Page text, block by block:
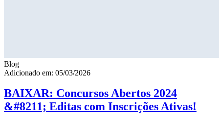
Blog
Adicionado em: 05/03/2026
BAIXAR: Concursos Abertos 2024
&#8211; Editas com Inscrições Ativas!